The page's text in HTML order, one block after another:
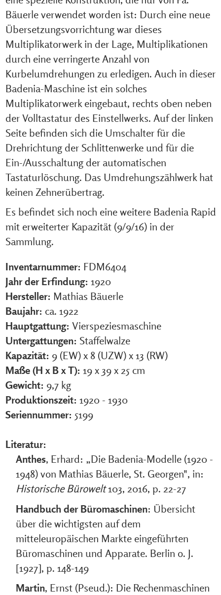
Bäuerle verwendet worden ist: Durch eine neue
Übersetzungsvorrichtung war dieses
Multiplikatorwerk in der Lage, Multiplikationen
durch eine verringerte Anzahl von
Kurbelumdrehungen zu erledigen. Auch in dieser
Badenia-Maschine ist ein solches
Multiplikatorwerk eingebaut, rechts oben neben
der Volltastatur des Einstellwerks. Auf der linken
Seite befinden sich die Umschalter für die
Drehrichtung der Schlittenwerke und für die
Ein-/Ausschaltung der automatischen
Tastaturlöschung. Das Umdrehungszählwerk hat
keinen Zehnerübertrag.
Es befindet sich noch eine weitere Badenia Rapid
mit erweiterter Kapazität (9/9/16) in der
Sammlung.
Inventarnummer: FDM6404
Jahr der Erfindung: 1920
Hersteller: Mathias Bäuerle
Baujahr: ca. 1922
Hauptgattung: Vierspeziesmaschine
Untergattungen: Staffelwalze
Kapazität: 9 (EW) x 8 (UZW) x 13 (RW)
Maße (H x B x T): 19 x 39 x 25 cm
Gewicht: 9,7 kg
Produktionszeit: 1920 - 1930
Seriennummer: 5199
Literatur:
Anthes, Erhard: „Die Badenia-Modelle (1920 -
1948) von Mathias Bäuerle, St. Georgen", in:
Historische Bürowelt103, 2016, p. 22-27
Handbuch der Büromaschinen: Übersicht
über die wichtigsten auf dem
mitteleuropäischen Markte eingeführten
Büromaschinen und Apparate. Berlin o. J.
[1927], p. 148-149
Martin, Ernst (Pseud.): Die Rechenmaschinen